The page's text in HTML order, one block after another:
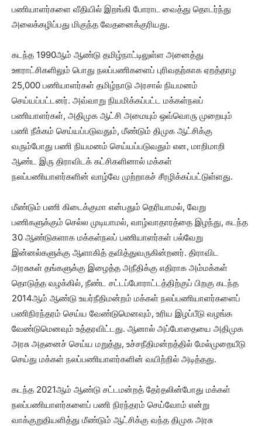
பணியாளர்களை வீதியில் இறங்கி போராட வைத்து தொடர்ந்து
அலைக்கழிப்பது மிகுந்த வேதனைக்குரியது.
கடந்த 1990ஆம் ஆண்டு தமிழ்நாட்டிலுள்ள அனைத்து
ஊராட்சிகளிலும் பொது நலப்பணிகளைப் புரிவதற்காக ஏறத்தாழ
25,000 பணியாளர்கள் தமிழ்நாடு அரசால் நியமனம்
செய்யப்பட்டனர். அவ்வாறு நியமிக்கப்பட்ட மக்கள்நலப்
பணியாளர்கள், அதிமுக ஆட்சி அமையும் ஒவ்வொரு முறையும்
பணி நீக்கம் செய்யப்படுவதும், மீண்டும் திமுக ஆட்சிக்கு
வரும்போது பணி நியமனம் செய்யப்படுவதும் என, மாறிமாறி
ஆண்ட இரு திராவிடக் கட்சிகளினால் மக்கள்
நலப்பணியாளர்களின் வாழ்வே முற்றாகச் சீரழிக்கப்பட்டுள்ளது.
மீண்டும் பணி கிடைக்குமா என்பதும் தெரியாமல், வேறு
பணிகளுக்கும் செல்ல முடியாமல், வாழ்வாதாரத்தை இழந்து, கடந்த
30 ஆண்டுகளாக மக்கள்நலப் பணியாளர்கள் பல்வேறு
இன்னல்களுக்கு ஆளாகித் தவித்துவருகின்றனர். திராவிட
அரசுகள் தங்களுக்கு இழைத்த அநீதிக்கு எதிராக அம்மக்கள்
தொடுத்த வழக்கில், நீண்ட சட்டப்போராட்டத்திற்குப் பிறகு கடந்த
2014ஆம் ஆண்டு உயர்நீதிமன்றம் மக்கள் நலப்பணியாளர்களைப்
பணிநிரந்தரம் செய்ய வேண்டுமெனவும், உரிய இழப்பீடு வழங்க
வேண்டுமெனவும் உத்தரவிட்டது. ஆனால் அப்போதையை அதிமுக
அரசு அதனைச் செய்ய மறுத்து, உச்சநீதிமன்றத்தில் மேல்முறையீடு
செய்து மக்கள் நலப்பணியாளர்களின் வயிற்றில் அடித்தது.
கடந்த 2021ஆம் ஆண்டு சட்டமன்றத் தேர்தலின்போது மக்கள்
நலப்பணியாளர்களைப் பணி நிரந்தரம் செய்வோம் என்று
வாக்குறுதியளித்து மீண்டும் ஆட்சிக்கு வந்த திமுக அரசு